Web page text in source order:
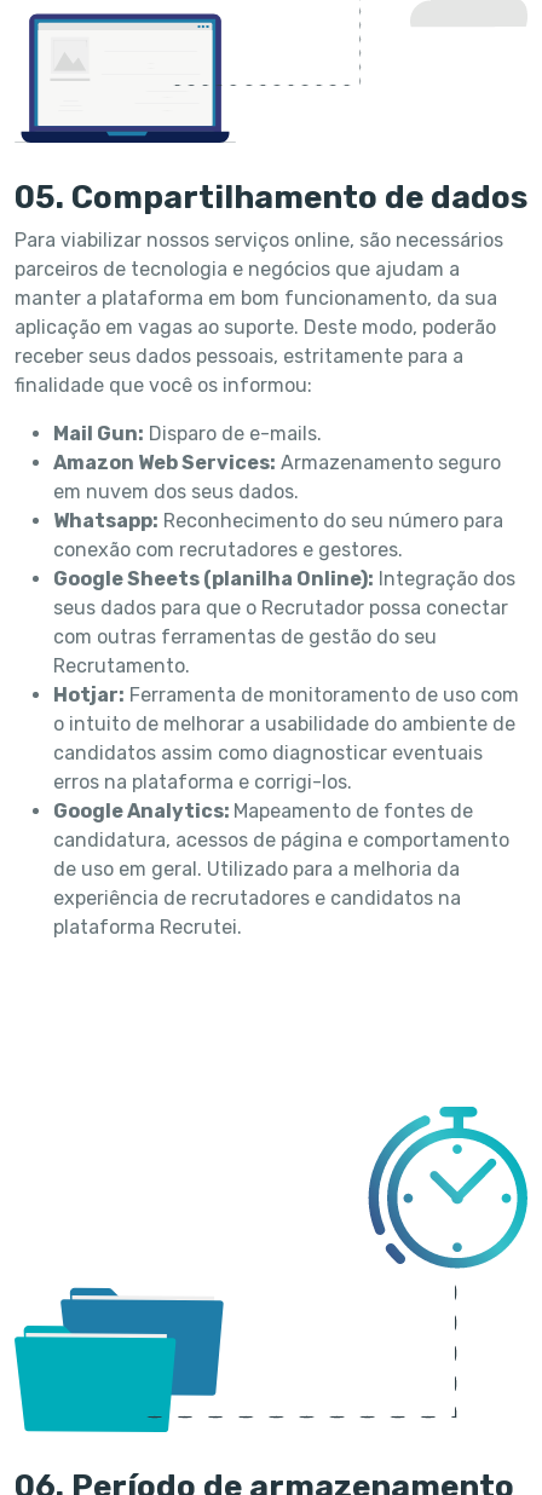
05. Compartilhamento de dados
Para viabilizar nossos serviços online, são necessários
parceiros de tecnologia e negócios que ajudam a
manter a plataforma em bom funcionamento, da sua
aplicação em vagas ao suporte. Deste modo, poderão
receber seus dados pessoais, estritamente para a
finalidade que você os informou:
Mail Gun: Disparo de e-mails.
Amazon Web Services: Armazenamento seguro
em nuvem dos seus dados.
Whatsapp: Reconhecimento do seu número para
conexão com recrutadores e gestores.
Google Sheets (planilha Online): Integração dos
seus dados para que o Recrutador possa conectar
com outras ferramentas de gestão do seu
Recrutamento.
Hotjar: Ferramenta de monitoramento de uso com
o intuito de melhorar a usabilidade do ambiente de
candidatos assim como diagnosticar eventuais
erros na plataforma e corrigi-los.
Google Analytics: Mapeamento de fontes de
candidatura, acessos de página e comportamento
de uso em geral. Utilizado para a melhoria da
experiência de recrutadores e candidatos na
plataforma Recrutei.
06. Período de armazenamento